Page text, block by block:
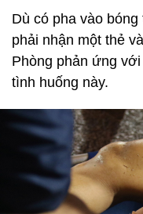
Dù có pha vào
phải nhận một thẻ
Phòng phản ứng
tình huống này.